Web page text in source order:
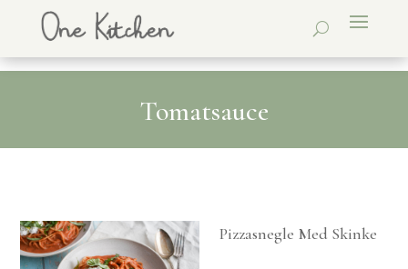
Tomatsauce
Pizzasnegle Med Skinke